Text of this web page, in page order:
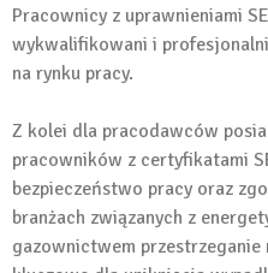
Pracownicy z uprawnieniami
wykwalifikowani i
na rynku pracy.
Z kolei dla pracodawców
pracowników z certyfikatami
bezpieczeństwo pracy oraz
branżach związanych z
gazownictwem